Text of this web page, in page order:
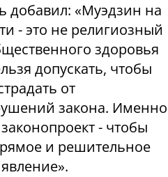
добавил: «Муэдзин на
- это не религиозный
здоровья
допускать, чтобы
от
закона. Именно
- чтобы
и решительное